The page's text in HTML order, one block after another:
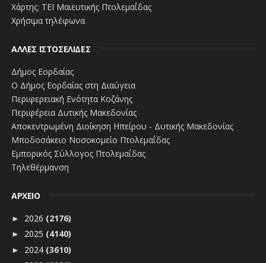
Χάρτης: ΤΕΙ Μαιευτικής Πτολεμαΐδας
Χρήσιμα τηλέφωνα
ΑΛΛΕΣ ΙΣΤΟΣΕΛΙΔΕΣ
Δήμος Εορδαίας
Ο Δήμος Εορδαίας στη Διαύγεια
Περιφερειακή Ενότητα Κοζάνης
Περιφέρεια Δυτικής Μακεδονίας
Αποκεντρωμένη Διοίκηση Ηπείρου - Δυτικής Μακεδονίας
Μποδοσάκειο Νοσοκομείο Πτολεμαΐδας
Εμπορικός Σύλλογος Πτολεμαΐδας
Τηλεθέρμανση
ΑΡΧΕΙΟ
► 2026 (2176)
► 2025 (4140)
► 2024 (3610)